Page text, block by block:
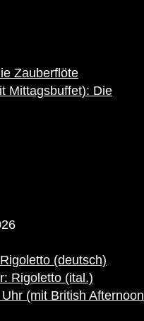
Zauberflöte
Mittagsbuffet): Die
(deutsch)
Rigoletto (ital.)
(mit British Afternoon